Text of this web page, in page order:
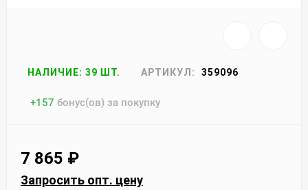
НАЛИЧИЕ: 39 ШТ. АРТИКУЛ: 359096
+157 бонус(ов) за покупку
7 865 ₽
Запросить опт. цену